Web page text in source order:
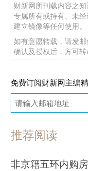
财新网所刊载内容之
专属所有或持有。未
建立镜像等任何使用。
如有意愿转载，请发邮
确认及授权后，方可转
免费订阅财新网主编
推荐阅读
非京籍五环内购